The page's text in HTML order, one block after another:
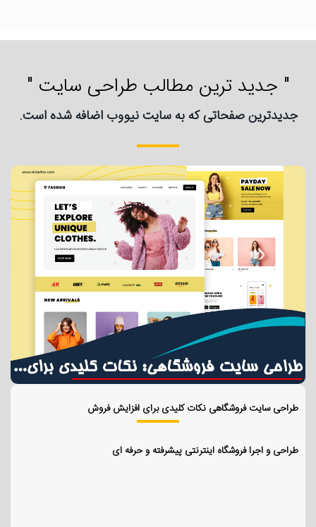
" جدید ترین مطالب طراحی سایت "
جدیدترین صفحاتی که به سایت نیووب اضافه شده است.
طراحی سایت فروشگاهی نکات کلیدی برای افزایش فروش
طراحی و اجرا فروشگاه اینترنتی پیشرفته و حرفه ای